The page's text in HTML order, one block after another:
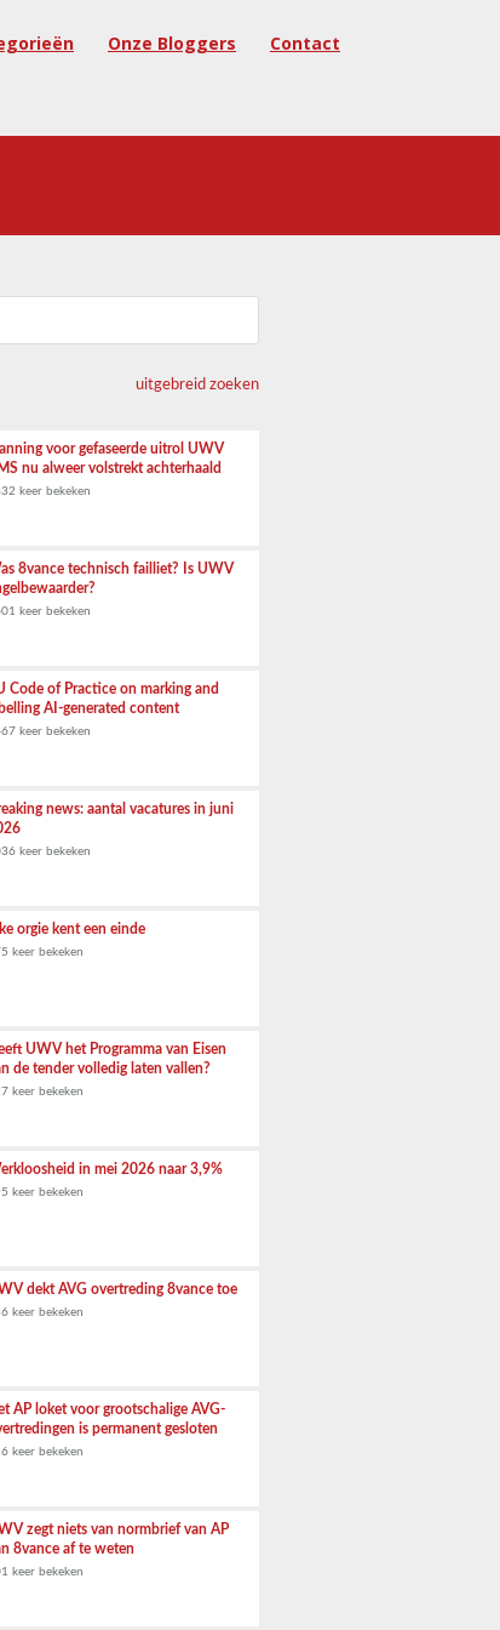
Onze Bloggers Contact
uitgebreid zoeken
voor gefaseerde uitrol UWV
nu alweer volstrekt achterhaald
keer bekeken
8vance technisch failliet? Is UWV
keer bekeken
Code of Practice on marking and
AI-generated content
keer bekeken
news: aantal vacatures in juni
keer bekeken
orgie kent een einde
keer bekeken
UWV het Programma van Eisen
de tender volledig laten vallen?
keer bekeken
in mei 2026 naar 3,9%
keer bekeken
dekt AVG overtreding 8vance toe
keer bekeken
AP loket voor grootschalige AVG-
is permanent gesloten
keer bekeken
zegt niets van normbrief van AP
8vance af te weten
keer bekeken